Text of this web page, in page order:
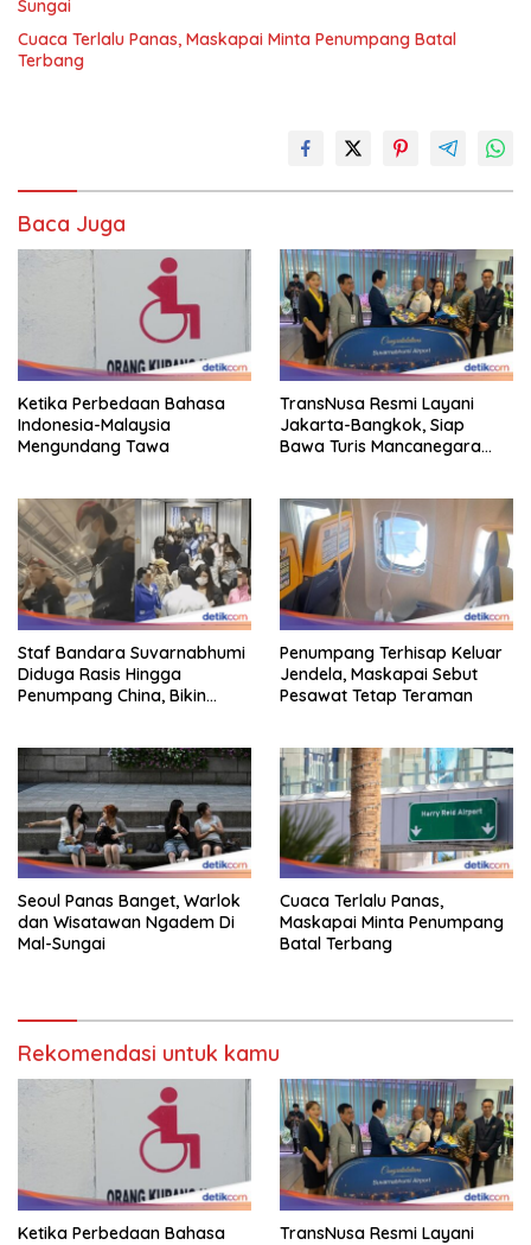
Sungai
Cuaca Terlalu Panas, Maskapai Minta Penumpang Batal
Terbang
Baca Juga
Ketika Perbedaan Bahasa
Indonesia-Malaysia
Mengundang Tawa
TransNusa Resmi Layani
Jakarta-Bangkok, Siap
Bawa Turis Mancanegara
Staf Bandara Suvarnabhumi
Diduga Rasis Hingga
Penumpang China, Bikin
Penumpang Terhisap Keluar
Jendela, Maskapai Sebut
Pesawat Tetap Teraman
Seoul Panas Banget, Warlok
dan Wisatawan Ngadem Di
Mal-Sungai
Cuaca Terlalu Panas,
Maskapai Minta Penumpang
Batal Terbang
Rekomendasi untuk kamu
Ketika Perbedaan Bahasa
TransNusa Resmi Layani